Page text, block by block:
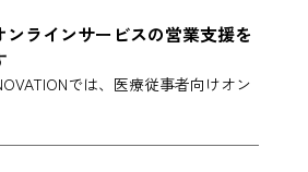
ラインサービスの営業支援を
では、医療従事者向けオン